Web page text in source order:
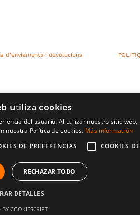
d’enviaments i devolucions
utiliza cookies
del usuario. Al utilizar nuestro sitio web,
nuestra Política de cookies. Más información
DE PREFERENCIAS COOKIES
RECHAZAR TODO
DETALLES
BY COOKIESCRIPT